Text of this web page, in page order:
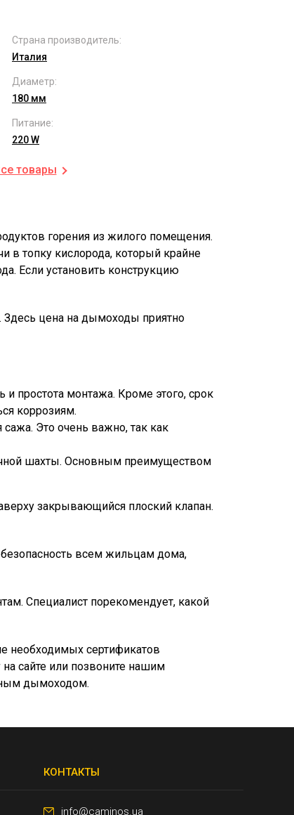
Страна производитель:
Италия
Диаметр:
180 мм
Питание:
220 W
товары
горения из жилого помещения.
в топку кислорода, который крайне
Если установить конструкцию
цена на дымоходы приятно
простота монтажа. Кроме этого, срок
коррозиям.
Это очень важно, так как
шахты. Основным преимуществом
закрывающийся плоский клапан.
всем жильцам дома,
Специалист порекомендует, какой
необходимых сертификатов
сайте или позвоните нашим
дымоходом.
КОНТАКТЫ
info@caminos.ua